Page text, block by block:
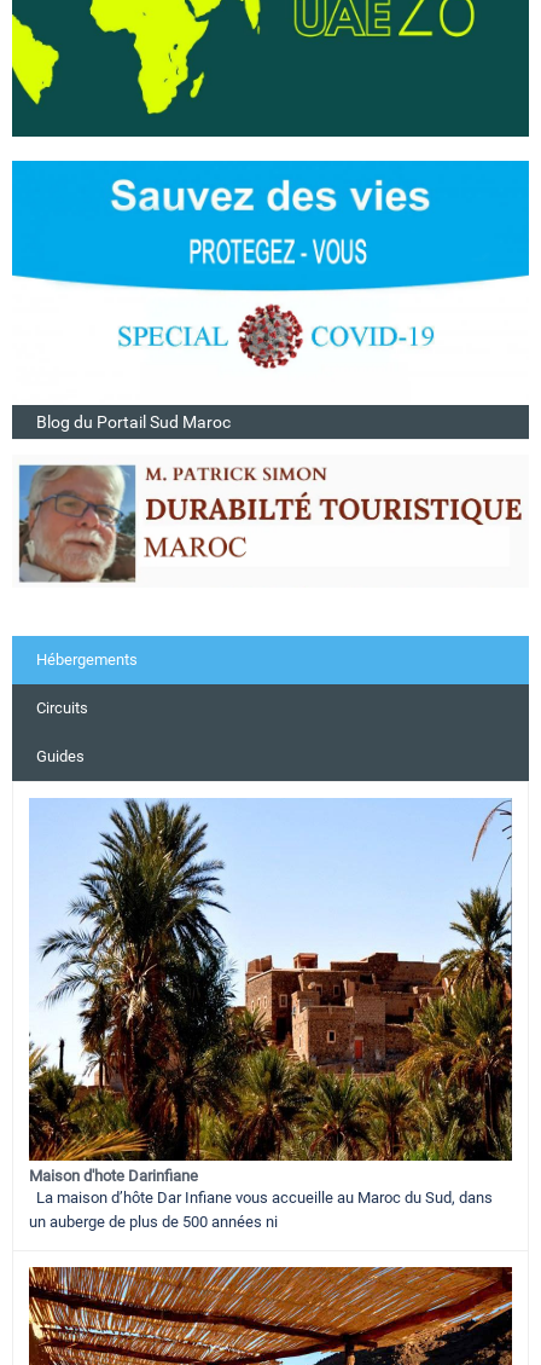
Blog du Portail Sud Maroc
Hébergements
Circuits
Guides
Maison d'hote Darinfiane
La maison d’hôte Dar Infiane vous accueille au Maroc du Sud, dans
un auberge de plus de 500 années ni